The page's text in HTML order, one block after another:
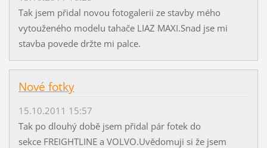
Tak jsem přidal novou fotogalerii ze stavby mého
vytouženého modelu tahače LIAZ MAXI.Snad jse mi
stavba povede držte mi palce.
Nové fotky
15.10.2011 15:57
Tak po dlouhý době jsem přidal pár fotek do
sekce FREIGHTLINE a VOLVO.Uvědomuji si že jsem